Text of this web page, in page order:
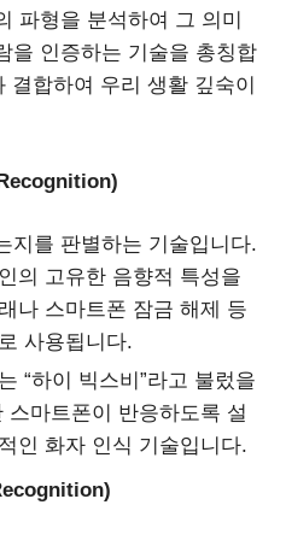
파형을 분석하여 그 의미
을 인증하는 기술을 총칭합
결합하여 우리 생활 깊숙이
지를 판별하는 기술입니다.
의 고유한 음향적 특성을
나 스마트폰 잠금 해제 등
사용됩니다.
“하이 빅스비”라고 불렀을
스마트폰이 반응하도록 설
인 화자 인식 기술입니다.